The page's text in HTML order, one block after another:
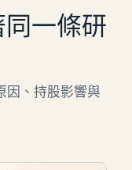
一條研
因、持股影響與